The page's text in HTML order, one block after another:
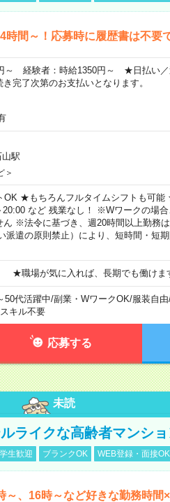
間～！応募時に履歴書は不要
～ 経験者：時給1350円～ ★日払い／
完了次第のお支払いとなります。
山駅
＞
★もちろんフルタイムシフトも可能
20:00 など 残業なし！ ※Wワークの場
ん ※法令に基づき、週20時間以上勤務
遣の原則禁止）により、短時間・短
★職場が気に入れば、長期でも働けま
50代活躍中/副業・WワークOK/服装自由
キル不要
応募する
未読
ライクな高齢者マンシ
生歓迎 ブランクOK WEB登録・面接OK
～、16時～など好きな勤務時間